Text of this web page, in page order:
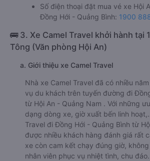
Số điện thoại đặt mua vé xe Hội
Đồng Hới - Quảng Bình: 1900
🚌 3. Xe Camel Travel khởi hành tại
Tông (Văn phòng Hội An)
a. Giới thiệu xe Camel Travel
Nhà xe Camel Travel đã có nhiều
vụ du khách trên tuyến đường đi
từ Hội An - Quảng Nam . Với những
dạng dòng xe, giờ xuất bến linh
Travel đi Đồng Hới - Quảng Bình từ
được nhiều khách hàng đánh giá rất
xe còn cam kết chạy đúng giờ, không
nhân viên phục vụ nhiệt tình, chu